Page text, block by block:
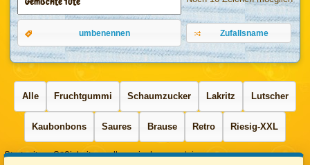
umbenennen Zufallsname
Alle Fruchtgummi Schaumzucker Lakritz Lutscher
Kaubonbons Saures Brause Retro Riesig-XXL
Startseite Süßigkeiten selber mischen salzig